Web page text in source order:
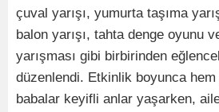
çuval yarışı, yumurta taşıma
balon yarışı, tahta denge oyunu
yarışması gibi birbirinden
düzenlendi. Etkinlik boyunca
babalar keyifli anlar yaşarken,